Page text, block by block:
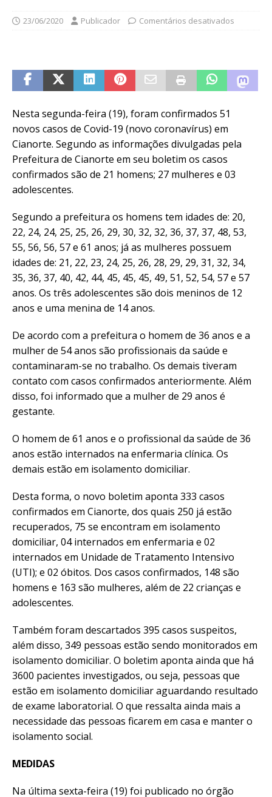
23/06/2020 Publicador Comentários desativados
Nesta segunda-feira (19), foram confirmados 51
novos casos de Covid-19 (novo coronavírus) em
Cianorte. Segundo as informações divulgadas pela
Prefeitura de Cianorte em seu boletim os casos
confirmados são de 21 homens; 27 mulheres e 03
adolescentes.
Segundo a prefeitura os homens tem idades de: 20,
22, 24, 24, 25, 25, 26, 29, 30, 32, 32, 36, 37, 37, 48, 53,
55, 56, 56, 57 e 61 anos; já as mulheres possuem
idades de: 21, 22, 23, 24, 25, 26, 28, 29, 29, 31, 32, 34,
35, 36, 37, 40, 42, 44, 45, 45, 45, 49, 51, 52, 54, 57 e 57
anos. Os três adolescentes são dois meninos de 12
anos e uma menina de 14 anos.
De acordo com a prefeitura o homem de 36 anos e a
mulher de 54 anos são profissionais da saúde e
contaminaram-se no trabalho. Os demais tiveram
contato com casos confirmados anteriormente. Além
disso, foi informado que a mulher de 29 anos é
gestante.
O homem de 61 anos e o profissional da saúde de 36
anos estão internados na enfermaria clínica. Os
demais estão em isolamento domiciliar.
Desta forma, o novo boletim aponta 333 casos
confirmados em Cianorte, dos quais 250 já estão
recuperados, 75 se encontram em isolamento
domiciliar, 04 internados em enfermaria e 02
internados em Unidade de Tratamento Intensivo
(UTI); e 02 óbitos. Dos casos confirmados, 148 são
homens e 163 são mulheres, além de 22 crianças e
adolescentes.
Também foram descartados 395 casos suspeitos,
além disso, 349 pessoas estão sendo monitorados em
isolamento domiciliar. O boletim aponta ainda que há
3600 pacientes investigados, ou seja, pessoas que
estão em isolamento domiciliar aguardando resultado
de exame laboratorial. O que ressalta ainda mais a
necessidade das pessoas ficarem em casa e manter o
isolamento social.
MEDIDAS
Na última sexta-feira (19) foi publicado no órgão